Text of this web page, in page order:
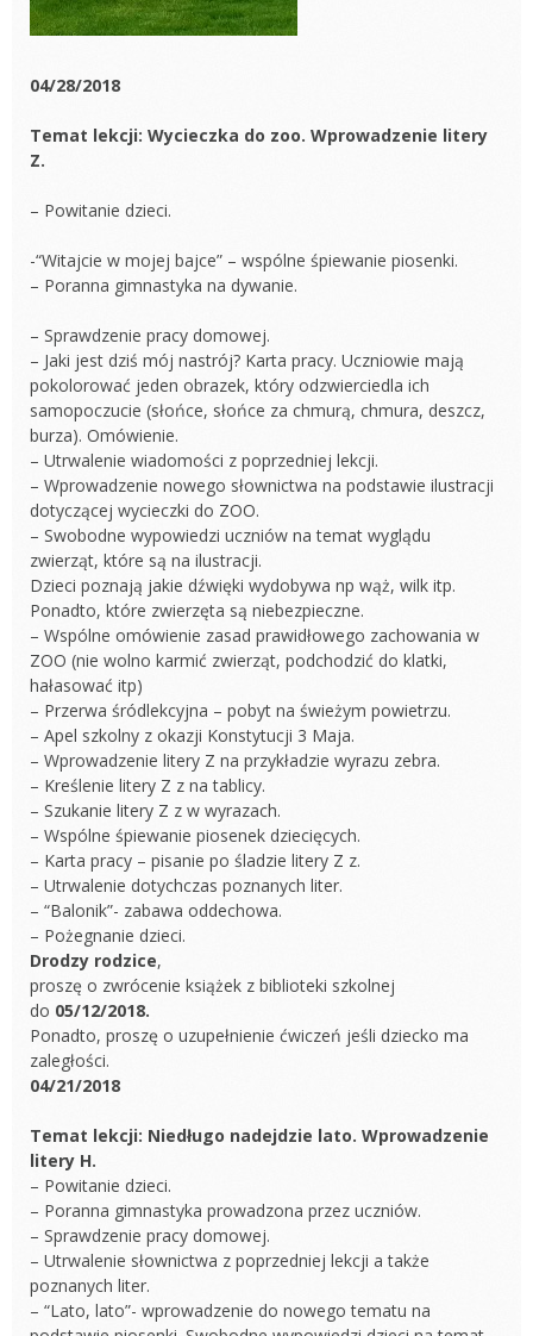
04/28/2018
Temat lekcji: Wycieczka do zoo. Wprowadzenie litery
Z.
– Powitanie dzieci.
-“Witajcie w mojej bajce” – wspólne śpiewanie piosenki.
– Poranna gimnastyka na dywanie.
– Sprawdzenie pracy domowej.
– Jaki jest dziś mój nastrój? Karta pracy. Uczniowie mają
pokolorować jeden obrazek, który odzwierciedla ich
samopoczucie (słońce, słońce za chmurą, chmura, deszcz,
burza). Omówienie.
– Utrwalenie wiadomości z poprzedniej lekcji.
– Wprowadzenie nowego słownictwa na podstawie ilustracji
dotyczącej wycieczki do ZOO.
– Swobodne wypowiedzi uczniów na temat wyglądu
zwierząt, które są na ilustracji.
Dzieci poznają jakie dźwięki wydobywa np wąż, wilk itp.
Ponadto, które zwierzęta są niebezpieczne.
– Wspólne omówienie zasad prawidłowego zachowania w
ZOO (nie wolno karmić zwierząt, podchodzić do klatki,
hałasować itp)
– Przerwa śródlekcyjna – pobyt na świeżym powietrzu.
– Apel szkolny z okazji Konstytucji 3 Maja.
– Wprowadzenie litery Z na przykładzie wyrazu zebra.
– Kreślenie litery Z z na tablicy.
– Szukanie litery Z z w wyrazach.
– Wspólne śpiewanie piosenek dziecięcych.
– Karta pracy – pisanie po śladzie litery Z z.
– Utrwalenie dotychczas poznanych liter.
– “Balonik”- zabawa oddechowa.
– Pożegnanie dzieci.
Drodzy rodzice,
proszę o zwrócenie książek z biblioteki szkolnej
do 05/12/2018.
Ponadto, proszę o uzupełnienie ćwiczeń jeśli dziecko ma
zaległości.
04/21/2018
Temat lekcji: Niedługo nadejdzie lato. Wprowadzenie
litery H.
– Powitanie dzieci.
– Poranna gimnastyka prowadzona przez uczniów.
– Sprawdzenie pracy domowej.
– Utrwalenie słownictwa z poprzedniej lekcji a także
poznanych liter.
– “Lato, lato”- wprowadzenie do nowego tematu na